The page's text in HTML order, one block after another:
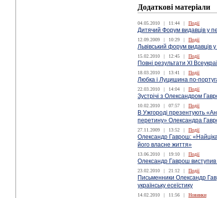
Додаткові матеріали
04.05.2010 | 11:44 | Події
Дитячий Форум видавців у
12.09.2009 | 10:29 | Події
Львівський форум видавців
15.02.2010 | 12:45 | Події
Повні результати XІ
18.03.2010 | 13:41 | Події
Любка і Луцишина по-
22.03.2010 | 14:04 | Події
Зустрічі з Олександром
10.02.2010 | 07:57 | Події
В Ужгороді презентують
перетину» Олександра
27.11.2009 | 13:52 | Події
Олександр Гаврош:
його власне життя»
13.06.2010 | 19:10 | Події
Олександр Гаврош виступив
23.02.2010 | 21:12 | Події
Письменники Олександр
українську есеїстику
14.02.2010 | 11:56 | Новинки